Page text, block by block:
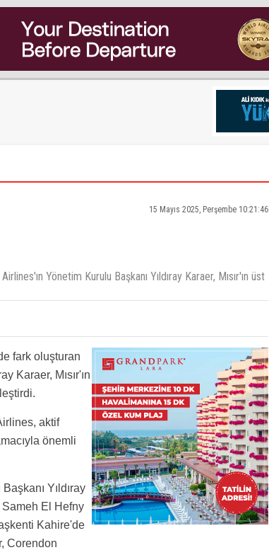
15 Mayıs 2025, Perşembe 10:21:46
Yönetim Kurulu Başkanı Yıldıray Karaer, Mısır'ın üst
fark oluşturan
Karaer, Mısır'ın
aktif
önemli
Yıldıray
Sameh El Hefny
Kahire'de
Corendon